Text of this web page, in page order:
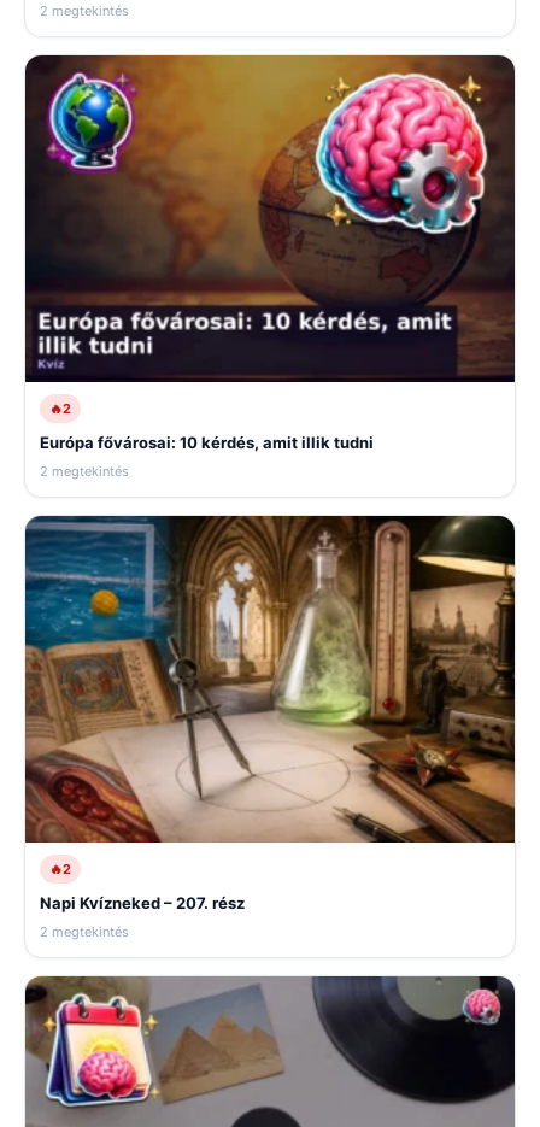
2 megtekintés
🔥2
Európa fővárosai: 10 kérdés, amit illik tudni
2 megtekintés
🔥2
Napi Kvízneked – 207. rész
2 megtekintés